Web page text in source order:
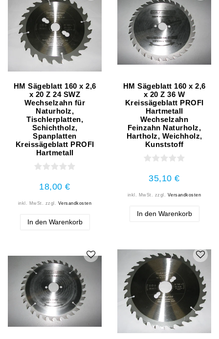
HM Sägeblatt 160 x 2,6
x 20 Z 24 SWZ
Wechselzahn für
Naturholz,
Tischlerplatten,
Schichtholz,
Spanplatten
Kreissägeblatt PROFI
Hartmetall
18,00 €
inkl. MwSt. zzgl. Versandkosten
In den Warenkorb
HM Sägeblatt 160 x 2,6
x 20 Z 36 W
Kreissägeblatt PROFI
Hartmetall
Wechselzahn
Feinzahn Naturholz,
Hartholz, Weichholz,
Kunststoff
35,10 €
inkl. MwSt. zzgl. Versandkosten
In den Warenkorb